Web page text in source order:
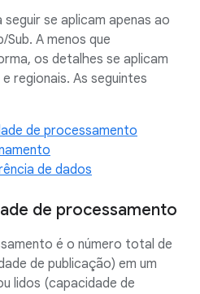
se aplicam apenas ao
Sub. A menos que
os detalhes se aplicam
regionais. As seguintes
de processamento
de dados
de processamento
é o número total de
de publicação) em um
lidos (capacidade de